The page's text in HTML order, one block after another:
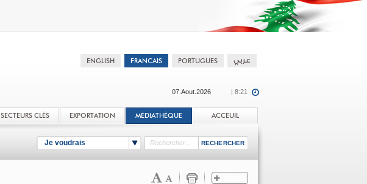
07.Aout.2026 | 8:21
SECTEURS CLÉS EXPORTATION MÉDIATHÈQUE ACCEUIL
Je voudrais